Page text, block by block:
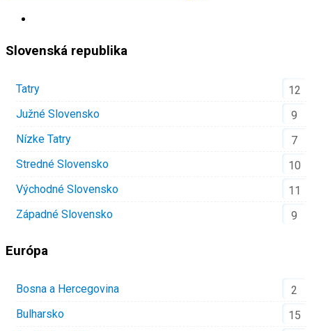
Slovenská republika
Tatry
12
Južné Slovensko
9
Nízke Tatry
7
Stredné Slovensko
10
Východné Slovensko
11
Západné Slovensko
9
Európa
Bosna a Hercegovina
2
Bulharsko
15